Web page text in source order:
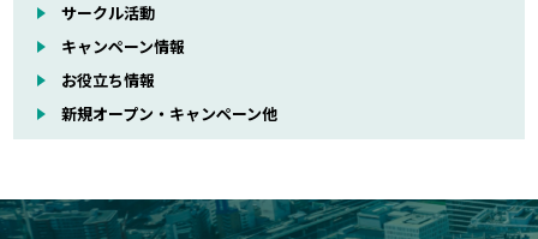
サークル活動
キャンペーン情報
お役立ち情報
新規オープン・キャンペーン他